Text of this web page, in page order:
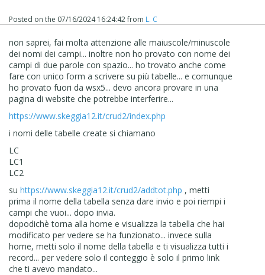
Posted on the 07/16/2024 16:24:42from L. C
non saprei, fai molta attenzione alle maiuscole/minuscole
dei nomi dei campi... inoltre non ho provato con nome dei
campi di due parole con spazio... ho trovato anche come
fare con unico form a scrivere su più tabelle... e comunque
ho provato fuori da wsx5... devo ancora provare in una
pagina di website che potrebbe interferire...
https://www.skeggia12.it/crud2/index.php
i nomi delle tabelle create si chiamano
LC
LC1
LC2
su https://www.skeggia12.it/crud2/addtot.php , metti
prima il nome della tabella senza dare invio e poi riempi i
campi che vuoi... dopo invia.
dopodichè torna alla home e visualizza la tabella che hai
modificato per vedere se ha funzionato... invece sulla
home, metti solo il nome della tabella e ti visualizza tutti i
record... per vedere solo il conteggio è solo il primo link
che ti avevo mandato...